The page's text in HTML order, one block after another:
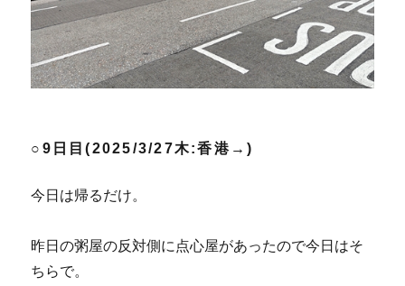
○9日目(2025/3/27木:香港→)
今日は帰るだけ。
昨日の粥屋の反対側に点心屋があったので今日はそ
ちらで。